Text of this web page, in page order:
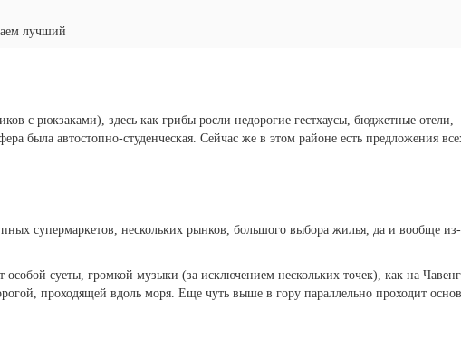
лучший
с рюкзаками), здесь как грибы росли недорогие гестхаусы, бюджетные отели,
была автостопно-студенческая. Сейчас же в этом районе есть предложения
супермаркетов, нескольких рынков, большого выбора жилья, да и вообще из-
суеты, громкой музыки (за исключением нескольких точек), как на
проходящей вдоль моря. Еще чуть выше в гору параллельно проходит